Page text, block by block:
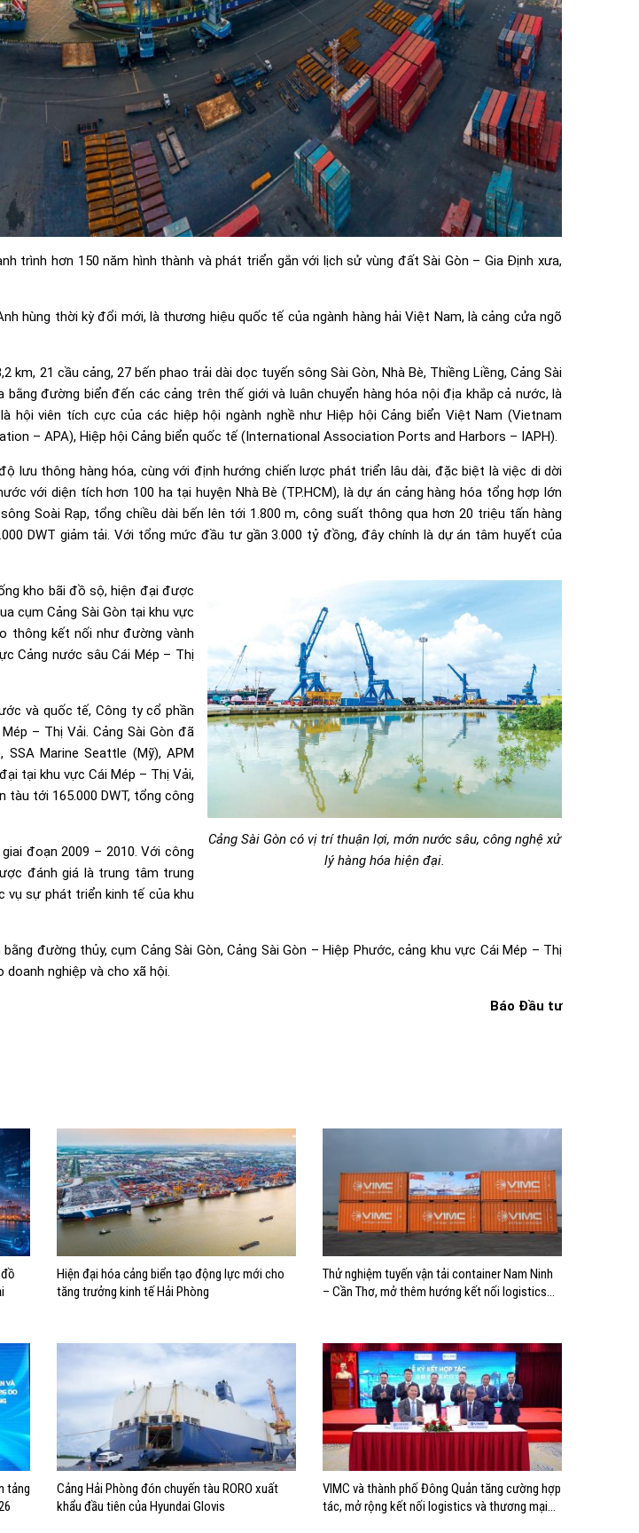
trình hơn 150 năm hình thành và phát triển gắn với lịch sử vùng đất Sài Gòn – Gia Định xưa,
hùng thời kỳ đổi mới, là thương hiệu quốc tế của ngành hàng hải Việt Nam, là cảng cửa ngõ
21 cầu cảng, 27 bến phao trải dài dọc tuyến sông Sài Gòn, Nhà Bè, Thiềng Liềng, Cảng Sài
đường biển đến các cảng trên thế giới và luân chuyển hàng hóa nội địa khắp cả nước, là
hội viên tích cực của các hiệp hội ngành nghề như Hiệp hội Cảng biển Việt Nam (Vietnam
– APA), Hiệp hội Cảng biển quốc tế (International Association Ports and Harbors – IAPH).
lưu thông hàng hóa, cùng với định hướng chiến lược phát triển lâu dài, đặc biệt là việc di dời
với diện tích hơn 100 ha tại huyện Nhà Bè (TP.HCM), là dự án cảng hàng hóa tổng hợp lớn
Soài Rạp, tổng chiều dài bến lên tới 1.800 m, công suất thông qua hơn 20 triệu tấn hàng
DWT giảm tải. Với tổng mức đầu tư gần 3.000 tỷ đồng, đây chính là dự án tâm huyết của
Cảng Sài Gòn có vị trí thuận lợi, mớn nước sâu, công nghệ xử
lý hàng hóa hiện đại.
kho bãi đồ sộ, hiện đại được
cụm Cảng Sài Gòn tại khu vực
thông kết nối như đường vành
Cảng nước sâu Cái Mép – Thị
và quốc tế, Công ty cổ phần
– Thị Vải. Cảng Sài Gòn đã
Marine Seattle (Mỹ), APM
tại khu vực Cái Mép – Thị Vải,
tàu tới 165.000 DWT, tổng công
đoạn 2009 – 2010. Với công
đánh giá là trung tâm trung
vụ sự phát triển kinh tế của khu
đường thủy, cụm Cảng Sài Gòn, Cảng Sài Gòn – Hiệp Phước, cảng khu vực Cái Mép – Thị
nghiệp và cho xã hội.
Báo Đầu tư
Hiện đại hóa cảng biển tạo động lực mới cho
tăng trưởng kinh tế Hải Phòng
Thử nghiệm tuyến vận tải container Nam Ninh
– Cần Thơ, mở thêm hướng kết nối logistics
tảng
Cảng Hải Phòng đón chuyến tàu RORO xuất
khẩu đầu tiên của Hyundai Glovis
VIMC và thành phố Đông Quản tăng cường hợp
tác, mở rộng kết nối logistics và thương mại